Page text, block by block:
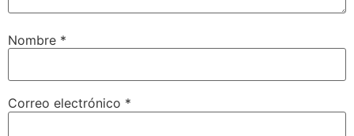
Nombre *
Correo electrónico *